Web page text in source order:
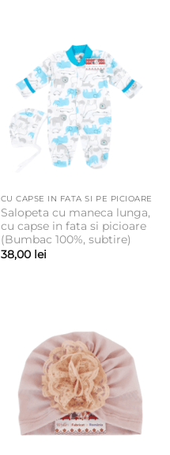
CU CAPSE IN FATA SI PE PICIOARE
Salopeta cu maneca lunga,
cu capse in fata si picioare
(Bumbac 100%, subtire)
38,00 lei